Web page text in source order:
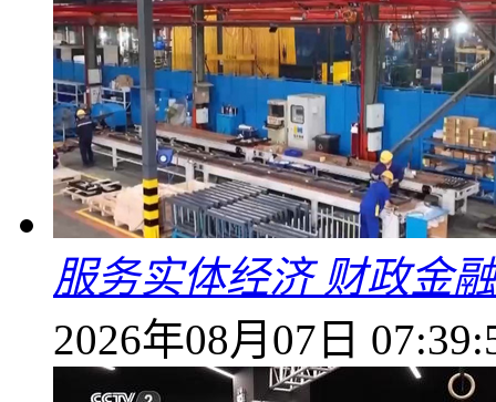
服务实体经济 财政金
2026年08月07日